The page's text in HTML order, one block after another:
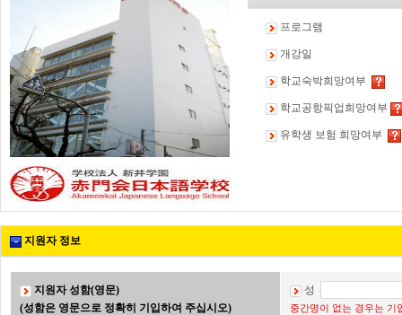
프로그램
개강일
학교숙박희망여부
학교공항픽업희망여부
유학생 보험 희망여부
지원자 정보
지원자 성함(영문)
(성함은 영문으로 정확히 기입하여 주십시오)
성
중간명이 없는 경우는 기